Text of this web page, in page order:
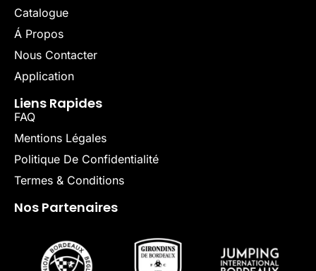
Catalogue
Á Propos
Nous Contacter
Application
Liens Rapides
FAQ
Mentions Légales
Politique De Confidentialité
Termes & Conditions
Nos Partenaires